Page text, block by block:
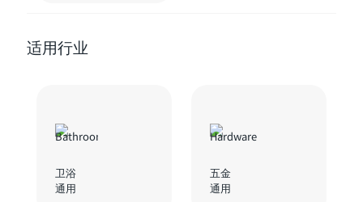
适用行业
卫浴
通用
五金
通用